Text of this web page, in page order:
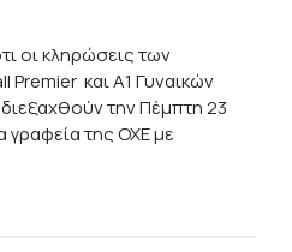
οι κληρώσεις των
και Α1 Γυναικών
την Πέμπτη 23
γραφεία της ΟΧΕ με